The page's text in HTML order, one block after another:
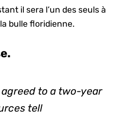
il sera l’un des seuls à
bulle floridienne.
to a two-year
tell